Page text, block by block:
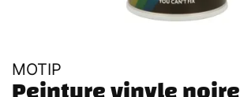
MOTIP